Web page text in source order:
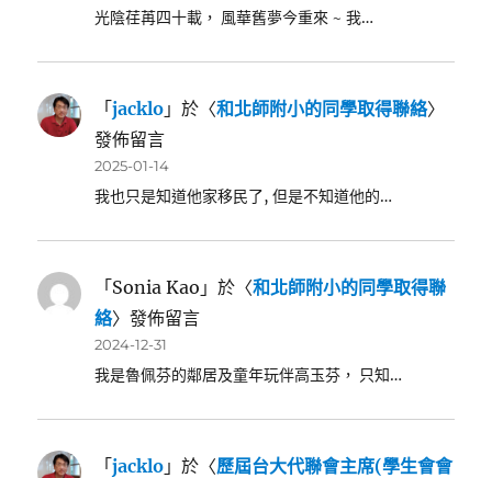
光陰荏苒四十載， 風華舊夢今重來 ~ 我…
「jacklo 」於〈和北師附小的同學取得聯絡〉
發佈留言
2025-01-14
我也只是知道他家移民了, 但是不知道他的…
「Sonia Kao 」於〈和北師附小的同學取得聯
絡〉發佈留言
2024-12-31
我是魯佩芬的鄰居及童年玩伴高玉芬， 只知…
「jacklo 」於〈歷屆台大代聯會主席(學生會會